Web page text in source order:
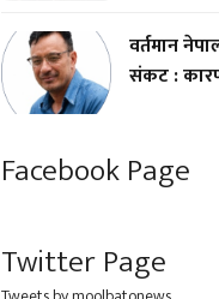
वर्तमान
संकट :
Facebook Page
Twitter Page